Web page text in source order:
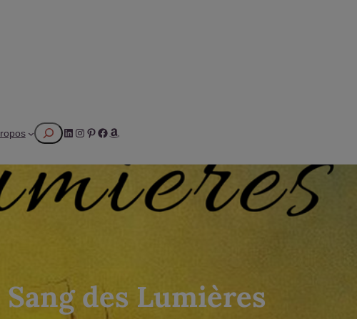
RechercherLinkedIn
Instagram
Pinterest
Facebook
Amazon
des Lumières